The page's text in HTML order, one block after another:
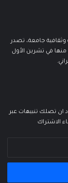
وثقافية جامعة، تصدر
منها في تشرين الأول
ان تصلك تنبيهات عبر
الاشتراك